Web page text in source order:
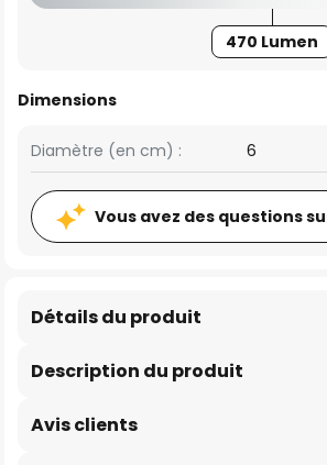
470 Lumen
Dimensions
Diamètre (en cm) : 6
Vous avez des questions
Description du produit
Détails du produit
Avis clients